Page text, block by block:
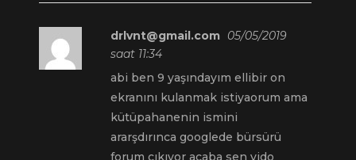
drlvnt@gmail.com 05/05/2019
saat 11:34
abi ben 9 yaşındayım ellibir on
ekranını kulanmak istiyaorum ama
kütüpahanenin ismini
ararşdırınca googlede bürsürü